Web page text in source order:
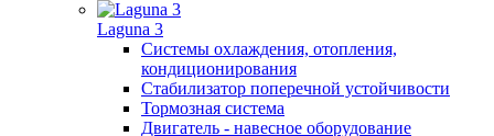
Laguna 3
Системы охлаждения, отопления,
кондиционирования
Стабилизатор поперечной устойчивости
Тормозная система
Двигатель - навесное оборудование